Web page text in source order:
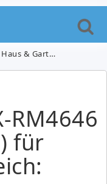
& Garten
RM4646
für